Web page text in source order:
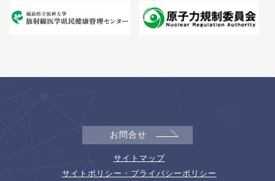
お問合せ
サイトマップ
サイトポリシー・プライバシーポリシー